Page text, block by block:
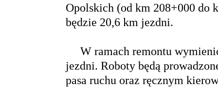
Opolskich (od km 208+000 do
będzie 20,6 km jezdni.
W ramach remontu
jezdni. Roboty będą
pasa ruchu oraz ręcznym